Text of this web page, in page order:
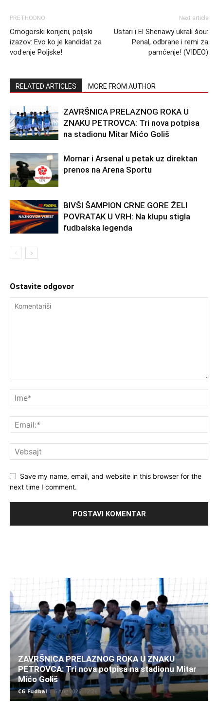
PRETHODNO
Crnogorski korijeni, poljski
izazov: Evo ko je kandidat za
vođenje Poljske!
Next article
Ustari i El Shenawy ukrali šou:
Penal, odbrane i remi za
pamćenje! (VIDEO)
RELATED ARTICLES MORE FROM AUTHOR
ZAVRŠNICA PRELAZNOG ROKA U
ZNAKU PETROVCA: Tri nova potpisa
na stadionu Mitar Mićo Goliš
Mornar i Arsenal u petak uz direktan
prenos na Arena Sportu
BIVŠI ŠAMPION CRNE GORE ŽELI
POVRATAK U VRH: Na klupu stigla
fudbalska legenda
Ostavite odgovor
Save my name, email, and website in this browser for the
next time I comment.
ZAVRŠNICA PRELAZNOG ROKA U ZNAKU
PETROVCA: Tri nova potpisa na stadionu Mitar
Mićo Goliš
CG Fudbal - 6 Aug 2026. 12:26